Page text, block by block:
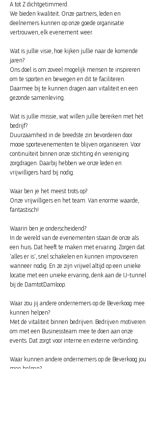
A tot Z dichtgetimmerd.
We bieden kwaliteit. Onze partners, leden en
deelnemers kunnen op onze goede organisatie
vertrouwen, elk evenement weer.
Wat is jullie visie, hoe kijken jullie naar de komende
jaren?
Ons doel is om zoveel mogelijk mensen te inspireren
om te sporten en bewegen en dit te faciliteren.
Daarmee bij te kunnen dragen aan vitaliteit en een
gezonde samenleving.
Wat is jullie missie, wat willen jullie bereiken met het
bedrijf?
Duurzaamheid in de breedste zin bevorderen door
mooie sportevenementen te blijven organiseren. Voor
continuïteit binnen onze stichting én vereniging
zorgdragen. Daarbij hebben we onze leden en
vrijwilligers hard bij nodig.
Waar ben je het meest trots op?
Onze vrijwilligers en het team. Van enorme waarde,
fantastisch!
Waarin ben je onderscheidend?
In de wereld van de evenementen staan de onze als
een huis. Dat heeft te maken met ervaring. Zorgen dat
‘alles er is’, snel schakelen en kunnen improviseren
wanneer nodig. En ze zijn vrijwel altijd op een unieke
locatie met een unieke ervaring, denk aan de IJ-tunnel
bij de DamtotDamloop.
Waar zou jij andere ondernemers op de Beverkoog mee
kunnen helpen?
Met de vitaliteit binnen bedrijven. Bedrijven motiveren
om met een Businessteam mee te doen aan onze
events. Dat zorgt voor interne en externe verbinding.
Waar kunnen andere ondernemers op de Beverkoog jou
mee helpen?